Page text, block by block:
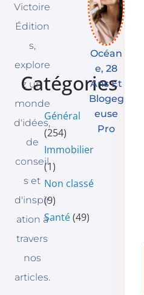
Victoire
Édition
s,
explore
z un
monde
d'idées,
de
conseil
s et
d'inspir
ation à
travers
nos
articles.
Catégories
Général
(254)
Immobilier
(1)
Non classé
(9)
Santé(49)
Océan
E, 28
Ans Et
Blogeg
Euse
Pro